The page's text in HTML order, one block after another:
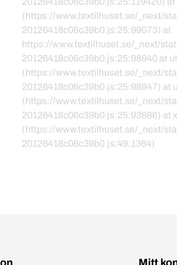
(https://www.textilhuset.se/_next/
20126418c06c39b0.js:25:99073) at
https://www.textilhuset.se/_next/
20126418c06c39b0.js:25:98940 at uI
(https://www.textilhuset.se/_next/
20126418c06c39b0.js:25:98947) at
(https://www.textilhuset.se/_next/
20126418c06c39b0.js:25:93986) at x
(https://www.textilhuset.se/_next/
20126418c06c39b0.js:49:1364)